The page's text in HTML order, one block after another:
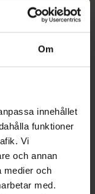
Om
innehållet
funktioner
Vi
och annan
medier och
med.
Dölj